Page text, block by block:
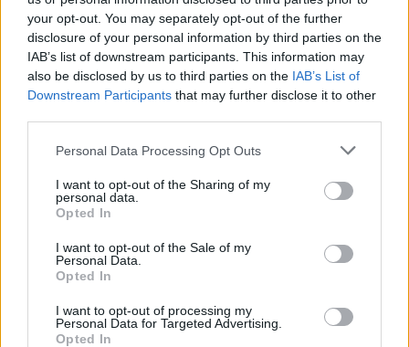
your opt-out. You may separately opt-out of the further
disclosure of your personal information by third parties on the
IAB’s list of downstream participants. This information may
also be disclosed by us to third parties on the IAB’s List of
Downstream Participants that may further disclose it to other
Personal Data Processing Opt Outs
I want to opt-out of the Sharing of my
personal data.
Opted In
I want to opt-out of the Sale of my
Personal Data.
Opted In
I want to opt-out of processing my
Personal Data for Targeted Advertising.
Opted In
año.